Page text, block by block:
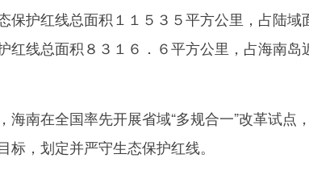
护红线总面积１１５３５平方公里，占陆域
红线总面积８３１６．６平方公里，占海南岛
南在全国率先开展省域“多规合一”改革试点
标，划定并严守生态保护红线。